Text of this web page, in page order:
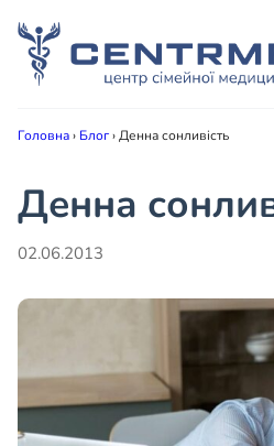
Головна› Блог›Денна сонливість
Денна
02.06.2013